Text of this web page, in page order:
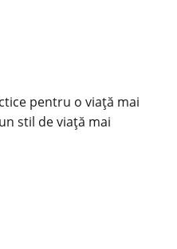
pentru o viață mai
stil de viață mai